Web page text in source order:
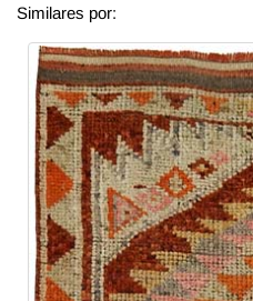
Similares por: